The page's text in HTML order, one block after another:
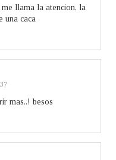
llama la atencion, la
una caca
mas..! besos